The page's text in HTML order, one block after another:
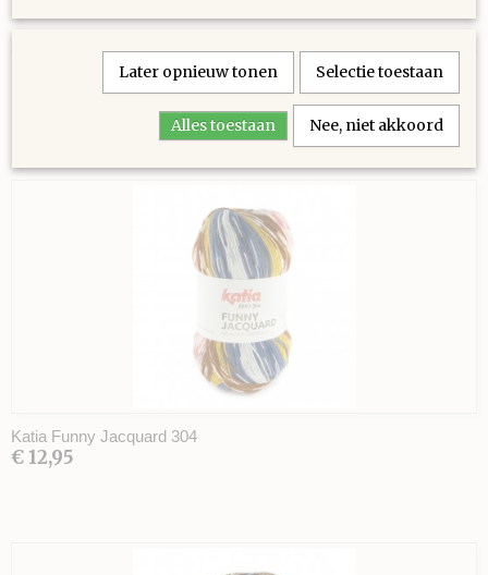
Katia Funny Jacquard 304
€ 12,95
Later opnieuw tonen Selectie toestaan
Alles toestaan Nee, niet akkoord